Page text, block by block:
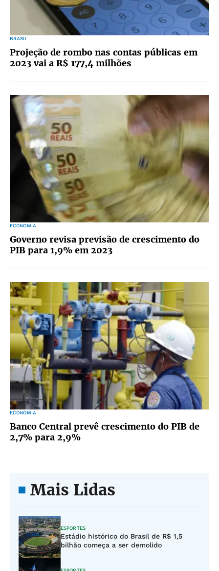
BRASIL
Projeção de rombo nas contas públicas em
2023 vai a R$ 177,4 milhões
ECONOMIA
Governo revisa previsão de crescimento do
PIB para 1,9% em 2023
ECONOMIA
Banco Central prevê crescimento do PIB de
2,7% para 2,9%
Mais Lidas
ESPORTES
Estádio histórico do Brasil de R$ 1,5
bilhão começa a ser demolido